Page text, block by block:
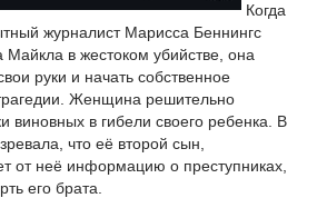
Когда
журналист Марисса Беннингс
Майкла в жестоком убийстве, она
руки и начать собственное
Женщина решительно
виновных в гибели своего ребенка. В
что её второй сын,
от неё информацию о преступниках,
его брата.